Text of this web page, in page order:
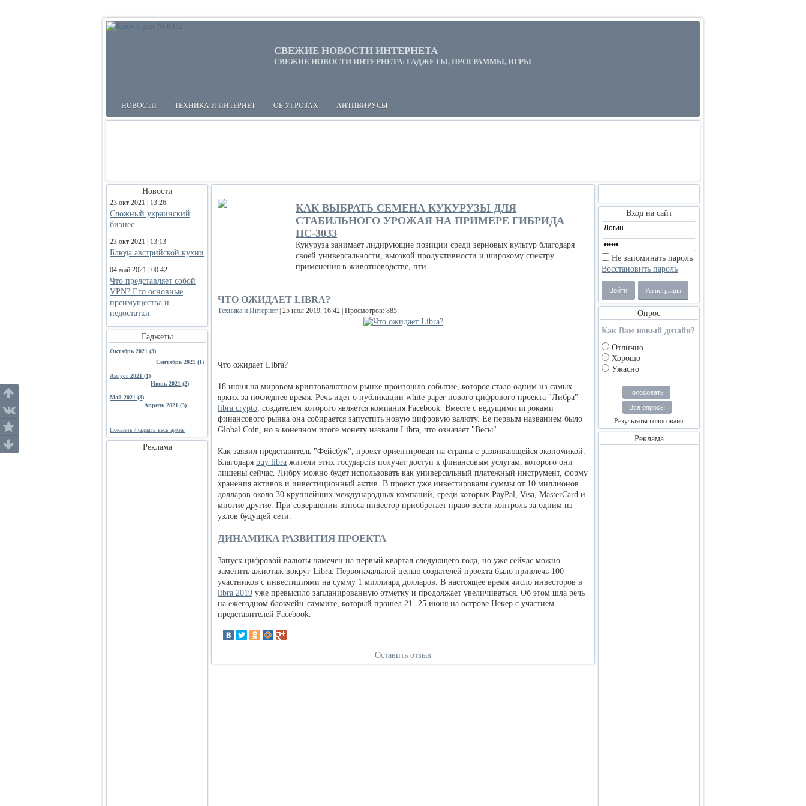
СВЕЖИЕ НОВОСТИ ИНТЕРНЕТА
СВЕЖИЕ НОВОСТИ ИНТЕРНЕТА: ГАДЖЕТЫ, ПРОГРАММЫ, ИГРЫ
НОВОСТИ ТЕХНИКА И ИНТЕРНЕТ ОБ УГРОЗАХ АНТИВИРУСЫ
Новости
23 окт 2021 | 13:26
Сложный украинский
бизнес
23 окт 2021 | 13:13
Блюда австрийской кухни
04 май 2021 | 00:42
Что представляет собой
VPN? Его основные
преимущества и
недостатки
Гаджеты
Октябрь 2021 (3)
Сентябрь 2021 (1)
Август 2021 (1)
Июнь 2021 (2)
Май 2021 (3)
Апрель 2021 (3)
Показать / скрыть весь архив
Реклама
КАК ВЫБРАТЬ СЕМЕНА КУКУРУЗЫ ДЛЯ
СТАБИЛЬНОГО УРОЖАЯ НА ПРИМЕРЕ ГИБРИДА
НС-3033
Кукуруза занимает лидирующие позиции среди зерновых культур благодаря
своей универсальности, высокой продуктивности и широкому спектру
применения в животноводстве, пти...
ЧТО ОЖИДАЕТ LIBRA?
Техника и Интернет | 25 июл 2019, 16:42 | Просмотров: 885
Что ожидает Libra?
18 июня на мировом криптовалютном рынке произошло событие, которое стало одним из самых
ярких за последнее время. Речь идет о публикации white paper нового цифрового проекта "Либра"
libra crypto, создателем которого является компания Facebook. Вместе с ведущими игроками
финансового рынка она собирается запустить новую цифровую валюту. Ее первым названием было
Global Coin, но в конечном итоге монету назвали Libra, что означает "Весы".
Как заявил представитель "Фейсбук", проект ориентирован на страны с развивающейся экономикой.
Благодаря buy libra жители этих государств получат доступ к финансовым услугам, которого они
лишены сейчас. Либру можно будет использовать как универсальный платежный инструмент, форму
хранения активов и инвестиционный актив. В проект уже инвестировали суммы от 10 миллионов
долларов около 30 крупнейших международных компаний, среди которых PayPal, Visa, MasterCard и
многие другие. При совершении взноса инвестор приобретает право вести контроль за одним из
узлов будущей сети.
ДИНАМИКА РАЗВИТИЯ ПРОЕКТА
Запуск цифровой валюты намечен на первый квартал следующего года, но уже сейчас можно
заметить ажиотаж вокруг Libra. Первоначальной целью создателей проекта было привлечь 100
участников с инвестициями на сумму 1 миллиард долларов. В настоящее время число инвесторов в
libra 2019 уже превысило запланированную отметку и продолжает увеличиваться. Об этом шла речь
на ежегодном блокчейн-саммите, который прошел 21- 25 июня на острове Некер с участием
представителей Facebook.
Оставить отзыв
Вход на сайт
Не запоминать пароль
Восстановить пароль
Войти Регистрация
Опрос
Как Вам новый дизайн?
Отлично
Хорошо
Ужасно
Голосовать
Все опросы
Результаты голосованя
Реклама